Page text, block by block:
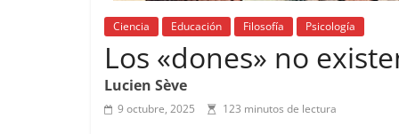
Ciencia Educación Filosofía Psicología
Los «dones» no
Lucien Sève
9 octubre, 2025 123 minutos de lectura